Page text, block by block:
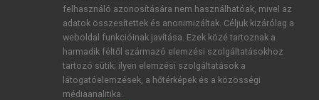
1 óra díjmentes hozzáférés
E-MAIL-CÍM
felhasználó azonosítására nem használhatóak, mivel az
adatok összesítettek és anonimizáltak. Céljuk kizárólag a
weboldal funkcióinak javítása. Ezek közé tartoznak a
harmadik féltől származó elemzési szolgáltatásokhoz
tartozó sütik; ilyen elemzési szolgáltatások a
látogatóelemzések, a hőtérképek és a közösségi
médiaanalitika.